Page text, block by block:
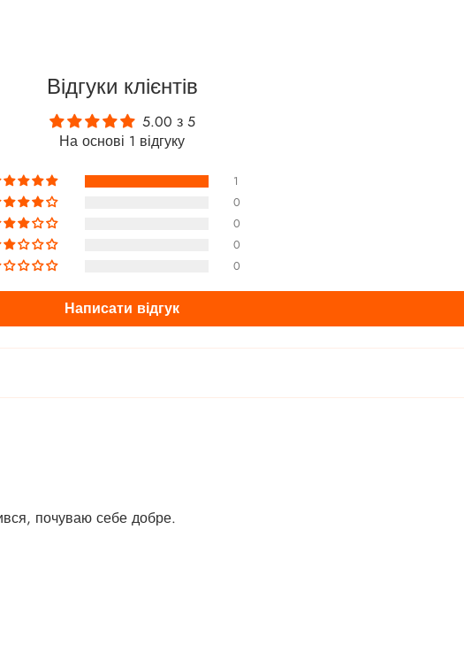
Відгуки клієнтів
5.00 з 5
На основі 1 відгуку
1
0
0
0
0
Написати відгук
почуваю себе добре.